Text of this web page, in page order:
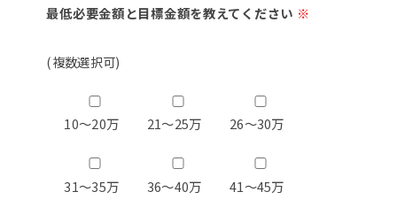
最低必要金額と目標金額を教えてください ※
(複数選択可)
10～20万 21～25万 26～30万
31～35万 36～40万 41～45万